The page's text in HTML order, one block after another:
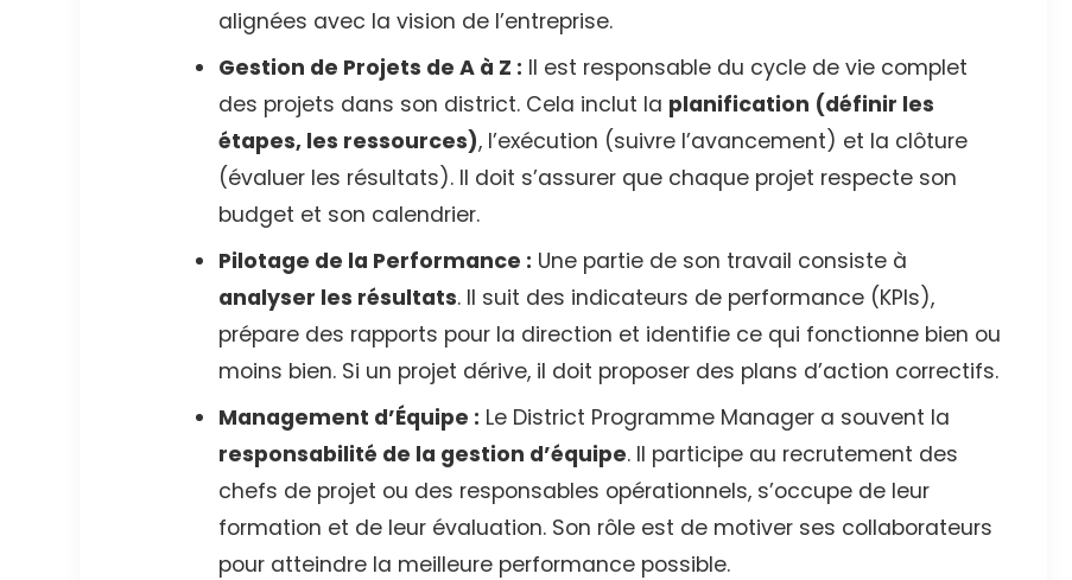
alignées avec la vision de l’entreprise.
Gestion de Projets de A à Z : Il est responsable du cycle de vie complet
des projets dans son district. Cela inclut la planification (définir les
étapes, les ressources), l’exécution (suivre l’avancement) et la clôture
(évaluer les résultats). Il doit s’assurer que chaque projet respecte son
budget et son calendrier.
Pilotage de la Performance : Une partie de son travail consiste à
analyser les résultats. Il suit des indicateurs de performance (KPIs),
prépare des rapports pour la direction et identifie ce qui fonctionne bien ou
moins bien. Si un projet dérive, il doit proposer des plans d’action correctifs.
Management d’Équipe : Le District Programme Manager a souvent la
responsabilité de la gestion d’équipe. Il participe au recrutement des
chefs de projet ou des responsables opérationnels, s’occupe de leur
formation et de leur évaluation. Son rôle est de motiver ses collaborateurs
pour atteindre la meilleure performance possible.